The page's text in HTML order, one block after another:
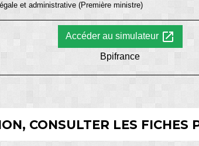
et administrative (Première ministre)
Accéder au simulateur open_in_new
Bpifrance
CONSULTER LES FICHES